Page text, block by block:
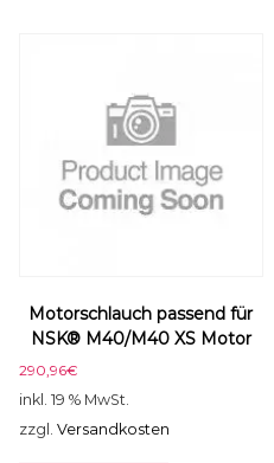
Motorschlauch passend für
NSK® M40/M40 XS Motor
290,96€
inkl. 19 % MwSt.
zzgl. Versandkosten